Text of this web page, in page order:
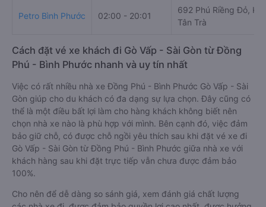
Petro Bình Phước 02:00 - 20:01
692 Phú Riềng Đỏ, KP
Tân Trà
Cách đặt vé xe khách đi Gò Vấp - Sài Gòn từ Đồng
Phú - Bình Phước nhanh và uy tín nhất
Việc có rất nhiều nhà xe Đồng Phú - Bình Phước Gò Vấp - Sài
Gòn giúp cho du khách có đa dạng sự lựa chọn. Đây cũng có
thể là một điều bất lợi làm cho hàng khách không biết nên
chọn nhà xe nào là phù hợp với mình. Bên cạnh đó, việc đảm
bảo giữ chỗ, có được chỗ ngồi yêu thích sau khi đặt vé xe đi
Gò Vấp - Sài Gòn từ Đồng Phú - Bình Phước giữa nhà xe với
khách hàng sau khi đặt trực tiếp vẫn chưa được đảm bảo
100%.
Cho nên để dễ dàng so sánh giá, xem đánh giá chất lượng